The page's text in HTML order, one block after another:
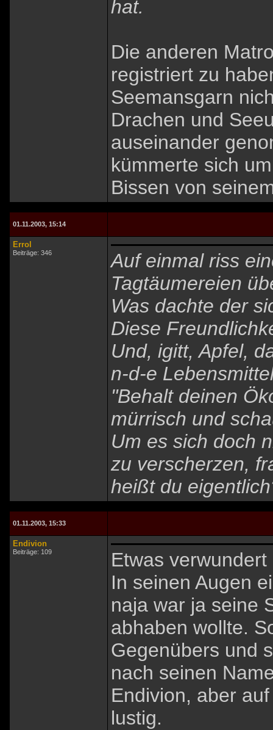
hat.
Die anderen
registriert zu
Seemansgarn
Drachen und
auseinander
kümmerte sich
Bissen von
01.11.2003, 15:14
Errol
Beiträge: 346
Auf einmal riss
Tagtäumereien
Was dachte der
Diese
Und, igitt, Apfel,
n-d-e
"Behalt deinen
mürrisch und
Um es sich doch
zu verscherzen,
heißt du
01.11.2003, 15:33
Endivion
Beiträge: 109
Etwas
In seinen Augen
naja war ja seine
abhaben wollte.
Gegenübers und
nach seinen
Endivion, aber
lustig.